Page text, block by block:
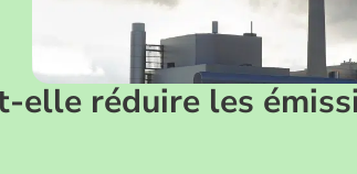
elle réduire les